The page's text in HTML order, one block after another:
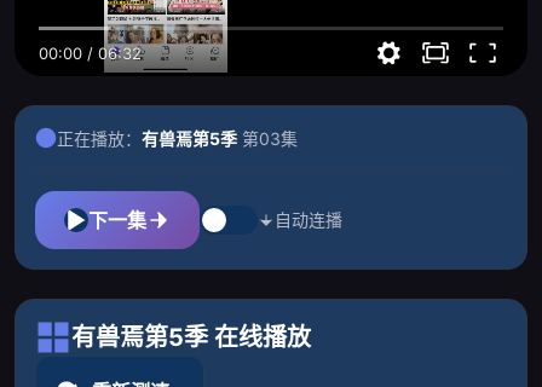
00:00 / 06:32
正在播放： 有兽焉第5季 第03集
下一集 自动连播
有兽焉第5季 在线播放